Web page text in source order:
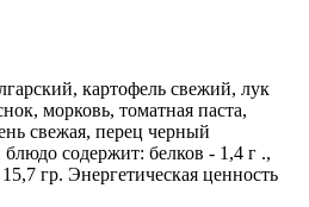
картофель свежий, лук
морковь, томатная паста,
свежая, перец черный
содержит: белков - 1,4 г .,
гр. Энергетическая ценность